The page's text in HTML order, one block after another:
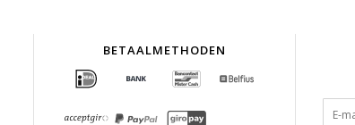
BETAALMETHODEN